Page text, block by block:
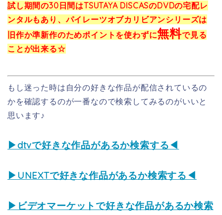
試し期間の30日間はTSUTAYA DISCASのDVDの宅配レ
ンタルもあり、パイレーツオブカリビアンシリーズは
旧作か準新作のためポイントを使わずに無料で見る
ことが出来る☆
もし迷った時は自分の好きな作品が配信されているの
かを確認するのが一番なので検索してみるのがいいと
思います♪
▶dtvで好きな作品があるか検索する◀
▶UNEXTで好きな作品があるか検索する◀
▶ビデオマーケットで好きな作品があるか検索